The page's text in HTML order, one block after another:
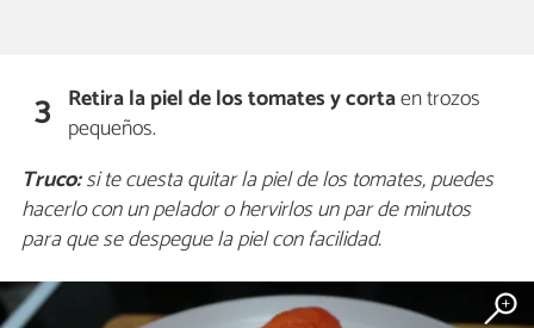
3 Retira la piel de los tomates y cortaen trozos
pequeños.
Truco:si te cuesta quitar la piel de los tomates, puedes
hacerlo con un pelador o hervirlos un par de minutos
para que se despegue la piel con facilidad.